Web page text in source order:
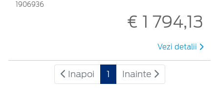
1906936
€ 1 794,13
Vezi detalii
Inapoi 1 Inainte